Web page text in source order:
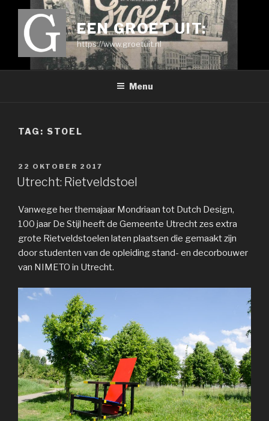
EEN GROET UIT:
https://www.groetuit.nl
Menu
TAG: STOEL
GEPLAATST
OP
22 OKTOBER 2017
Utrecht: Rietveldstoel
Vanwege her themajaar Mondriaan tot Dutch Design,
100 jaar De Stijl heeft de Gemeente Utrecht zes extra
grote Rietveldstoelen laten plaatsen die gemaakt zijn
door studenten van de opleiding stand- en decorbouwer
van NIMETO in Utrecht.